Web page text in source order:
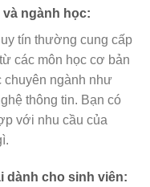
và ngành học:
uy tín thường cung cấp
các môn học cơ bản
chuyên ngành như
thông tin. Bạn có
với nhu cầu của
dành cho sinh viên: